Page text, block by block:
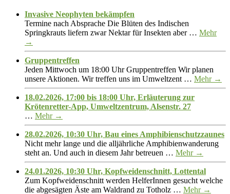
Invasive Neophyten bekämpfen
Termine nach Absprache Die Blüten des Indischen
Springkrauts liefern zwar Nektar für Insekten aber … Mehr
→
Gruppentreffen
Jeden Mittwoch um 18:00 Uhr Gruppentreffen Wir planen
unsere Aktionen. Wir treffen uns im Umweltzent … Mehr →
18.02.2026, 17:00 bis 18:00 Uhr, Erläuterung zur
Krötenretter-App, Umweltzentrum, Alsenstr. 27
… Mehr →
28.02.2026, 10:30 Uhr, Bau eines Amphibienschutzzaunes
Nicht mehr lange und die alljährliche Amphibienwanderung
steht an. Und auch in diesem Jahr betreuen … Mehr →
24.01.2026, 10:30 Uhr, Kopfweidenschnitt, Lottental
Zum Kopfweidenschnitt werden HelferInnen gesucht welche
die abgesägten Äste am Waldrand zu Totholz … Mehr →